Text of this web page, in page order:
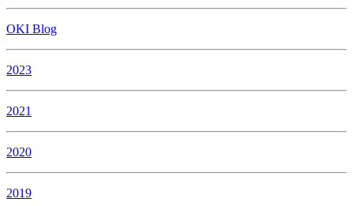
OKI Blog
2023
2021
2020
2019